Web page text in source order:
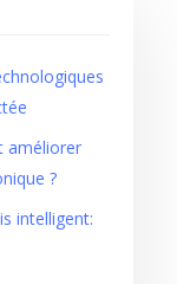
améliorer
?
intelligent: